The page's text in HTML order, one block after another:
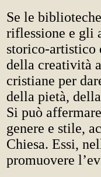
Se le
riflessione e gli
storico-artistico
della creatività
cristiane per
della pietà,
Si può
genere e stile,
Chiesa. Essi,
promuovere